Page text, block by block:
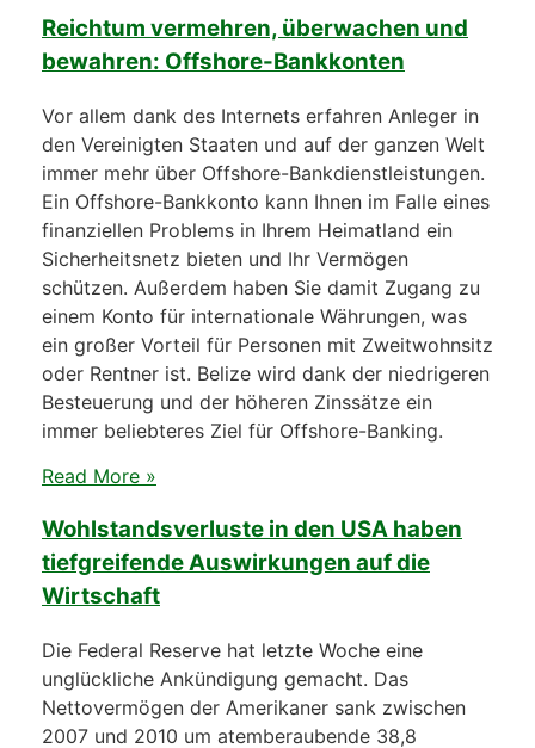
Reichtum vermehren, überwachen und
bewahren: Offshore-Bankkonten
Vor allem dank des Internets erfahren Anleger in
den Vereinigten Staaten und auf der ganzen Welt
immer mehr über Offshore-Bankdienstleistungen.
Ein Offshore-Bankkonto kann Ihnen im Falle eines
finanziellen Problems in Ihrem Heimatland ein
Sicherheitsnetz bieten und Ihr Vermögen
schützen. Außerdem haben Sie damit Zugang zu
einem Konto für internationale Währungen, was
ein großer Vorteil für Personen mit Zweitwohnsitz
oder Rentner ist. Belize wird dank der niedrigeren
Besteuerung und der höheren Zinssätze ein
immer beliebteres Ziel für Offshore-Banking.
Read More »
Wohlstandsverluste in den USA haben
tiefgreifende Auswirkungen auf die
Wirtschaft
Die Federal Reserve hat letzte Woche eine
unglückliche Ankündigung gemacht. Das
Nettovermögen der Amerikaner sank zwischen
2007 und 2010 um atemberaubende 38,8